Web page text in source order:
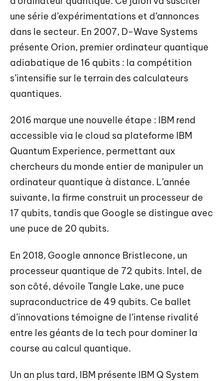
une série d’expérimentations et d’annonces
dans le secteur. En 2007, D-Wave Systems
présente Orion, premier ordinateur quantique
adiabatique de 16 qubits : la compétition
s’intensifie sur le terrain des calculateurs
quantiques.
2016 marque une nouvelle étape : IBM rend
accessible via le cloud sa plateforme IBM
Quantum Experience, permettant aux
chercheurs du monde entier de manipuler un
ordinateur quantique à distance. L’année
suivante, la firme construit un processeur de
17 qubits, tandis que Google se distingue avec
une puce de 20 qubits.
En 2018, Google annonce Bristlecone, un
processeur quantique de 72 qubits. Intel, de
son côté, dévoile Tangle Lake, une puce
supraconductrice de 49 qubits. Ce ballet
d’innovations témoigne de l’intense rivalité
entre les géants de la tech pour dominer la
course au calcul quantique.
Un an plus tard, IBM présente IBM Q System